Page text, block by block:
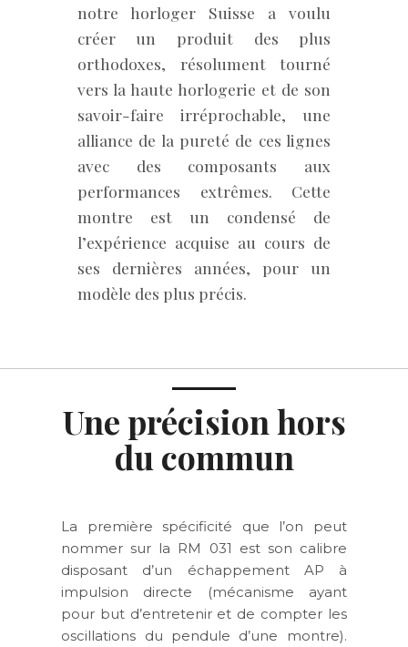
notre horloger Suisse a voulu
créer un produit des plus
orthodoxes, résolument tourné
vers la haute horlogerie et de son
savoir-faire irréprochable, une
alliance de la pureté de ces lignes
avec des composants aux
performances extrêmes. Cette
montre est un condensé de
l’expérience acquise au cours de
ses dernières années, pour un
modèle des plus précis.
Une précision hors
du commun
La première spécificité que l’on peut
nommer sur la RM 031 est son calibre
disposant d’un échappement AP à
impulsion directe (mécanisme ayant
pour but d’entretenir et de compter les
oscillations du pendule d’une montre).